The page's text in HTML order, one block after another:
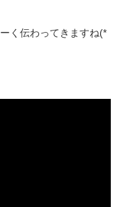
く伝わってきますね(*